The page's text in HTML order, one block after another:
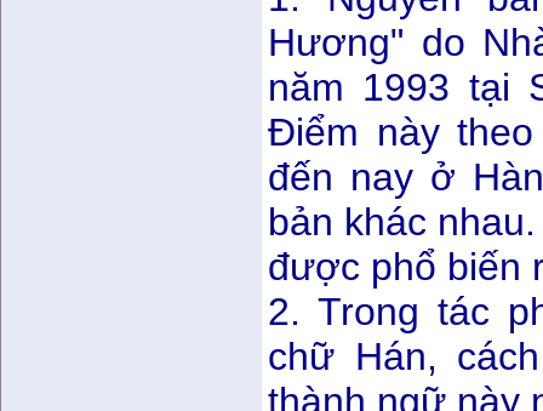
Hương" do
năm 1993 tại
Điểm này
đến nay ở
bản khác
được phổ biến
2. Trong tác
chữ Hán,
thành ngữ này